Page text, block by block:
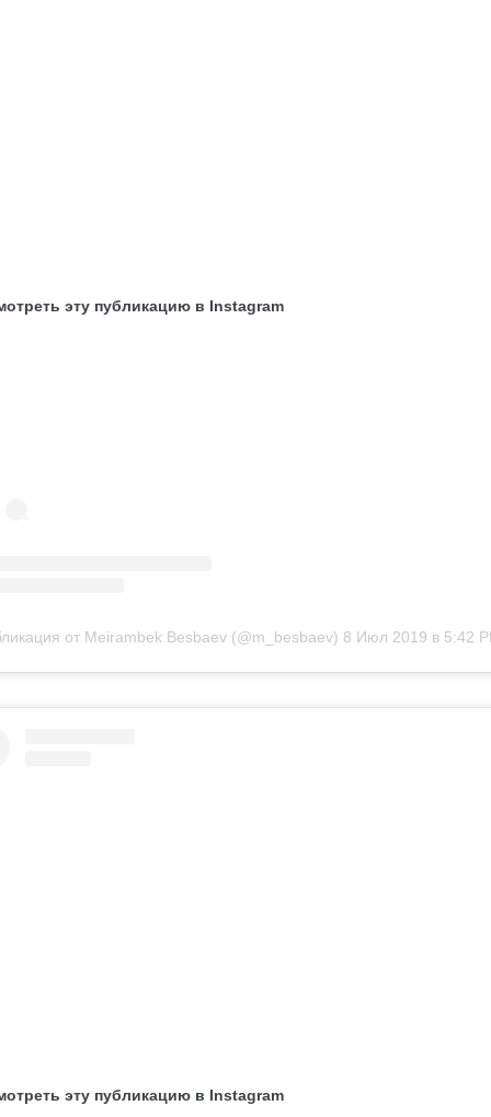
эту публикацию в Instagram
от Meirambek Besbaev (@m_besbaev) 8 Июл 2019 в 5:42
эту публикацию в Instagram